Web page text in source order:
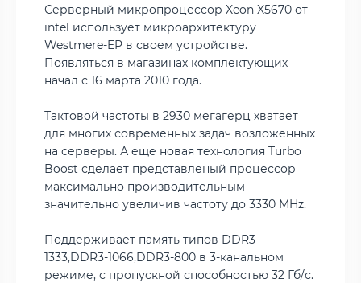
Серверный микропроцессор Xeon X5670 от
intel использует микроархитектуру
Westmere-EP в своем устройстве.
Появляться в магазинах комплектующих
начал с 16 марта 2010 года.
Тактовой частоты в 2930 мегагерц хватает
для многих современных задач возложенных
на серверы. А еще новая технология Turbo
Boost сделает представленый процессор
максимально производительным
значительно увеличив частоту до 3330 MHz.
Поддерживает память типов DDR3-
1333,DDR3-1066,DDR3-800 в 3-канальном
режиме, с пропускной способностью 32 Гб/с.